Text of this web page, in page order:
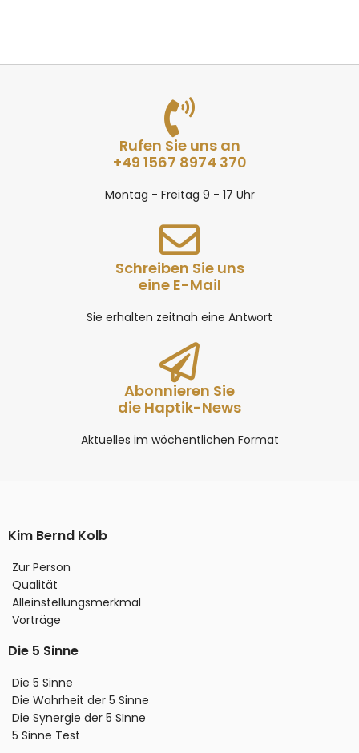
Rufen Sie uns an
+49 1567 8974 370
Montag - Freitag 9 - 17 Uhr
Schreiben Sie uns
eine E-Mail
Sie erhalten zeitnah eine Antwort
Abonnieren Sie
die Haptik-News
Aktuelles im wöchentlichen Format
Kim Bernd Kolb
Zur Person
Qualität
Alleinstellungsmerkmal
Vorträge
Die 5 Sinne
Die 5 Sinne
Die Wahrheit der 5 Sinne
Die Synergie der 5 SInne
5 Sinne Test